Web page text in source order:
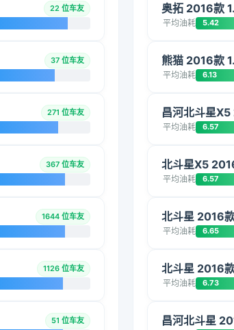
22 位车友
37 位车友
271 位车友
367 位车友
1644 位车友
1126 位车友
51 位车友
奥拓 2016款
平均油耗 5.42
熊猫 2016款
平均油耗 6.13
昌河北斗星
平均油耗 6.57
北斗星X5
平均油耗 6.57
北斗星 2016
平均油耗 6.65
北斗星 2016
平均油耗 6.73
昌河北斗星